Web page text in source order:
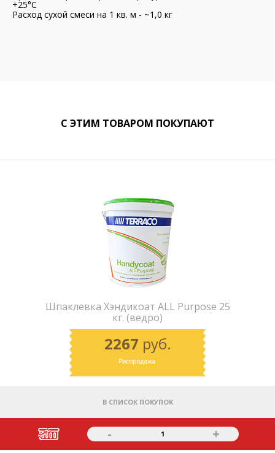
+25°С
Расход сухой смеси на 1 кв. м - ~1,0 кг
С ЭТИМ ТОВАРОМ ПОКУПАЮТ
Шпаклевка Хэндикоат АLL Purpose 25
кг. (ведро)
2267 руб.
В СПИСОК ПОКУПОК
- 1 +